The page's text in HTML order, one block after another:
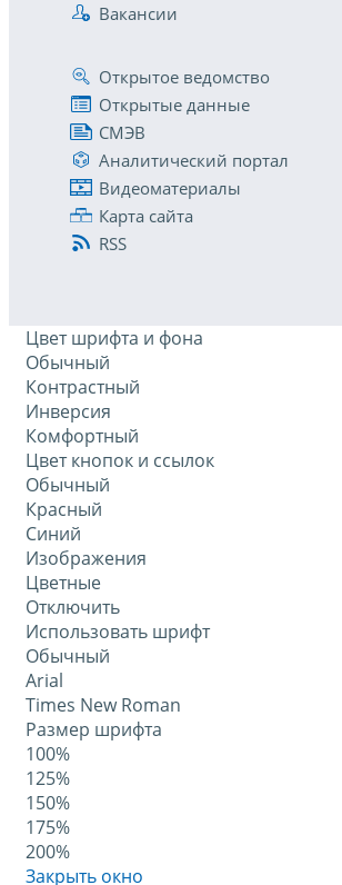
Вакансии
Открытое ведомство
Открытые данные
СМЭВ
Аналитический портал
Видеоматериалы
Карта сайта
RSS
Цвет шрифта и фона
Обычный
Контрастный
Инверсия
Комфортный
Цвет кнопок и ссылок
Обычный
Красный
Синий
Изображения
Цветные
Отключить
Использовать шрифт
Обычный
Arial
Times New Roman
Размер шрифта
100%
125%
150%
175%
200%
Закрыть окно